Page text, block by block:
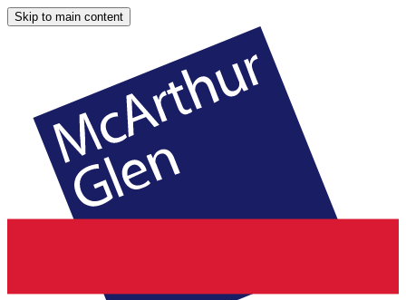
Skip to main content